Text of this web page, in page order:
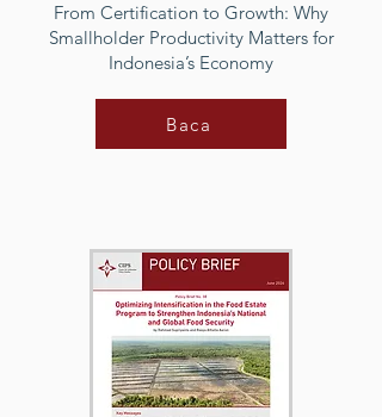
From Certification to Growth: Why
Smallholder Productivity Matters for
Indonesia’s Economy
Baca